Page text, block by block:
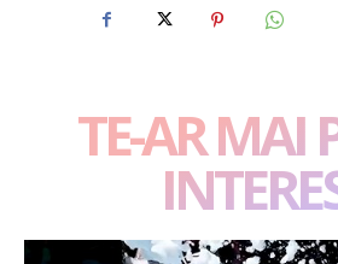
TE-AR MAI